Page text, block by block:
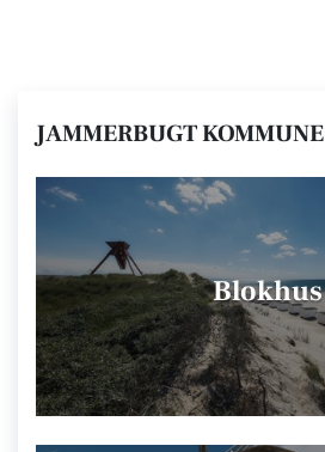
JAMMERBUGT KOMMUNE
Blokhus